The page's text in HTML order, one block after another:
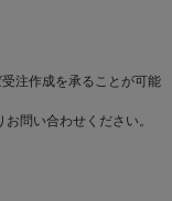
注作成を承ることが可能
問い合わせください。